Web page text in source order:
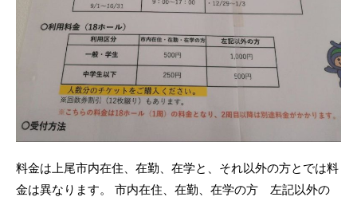
料金は上尾市内在住、在勤、在学と、それ以外の方とでは料
金は異なります。 市内在住、在勤、在学の方 左記以外の